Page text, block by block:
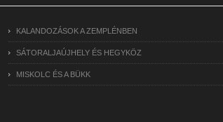
KALANDOZÁSOK A ZEMPLÉNBEN
SÁTORALJAÚJHELY ÉS HEGYKÖZ
MISKOLC ÉS A BÜKK